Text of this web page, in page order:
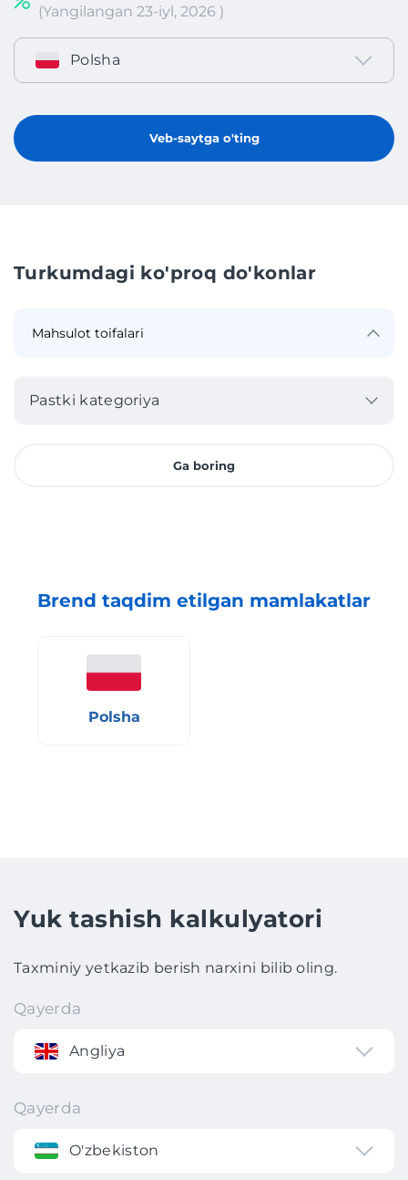
(Yangilangan 23-iyl, 2026 )
Polsha
Veb-saytga o'ting
Turkumdagi ko'proq do'konlar
Pastki kategoriya
Ga boring
Brend taqdim etilgan mamlakatlar
Polsha
Yuk tashish kalkulyatori
Taxminiy yetkazib berish narxini bilib oling.
Qayerda
Angliya
Qayerda
O'zbekiston